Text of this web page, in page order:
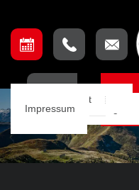
Einsätze
Einsatzbeschreibung
Einsatzkarte
Mannschaft
Ausbildungsteam
Aufnahmebedingungen
Lage & Anfahrt
Impressum